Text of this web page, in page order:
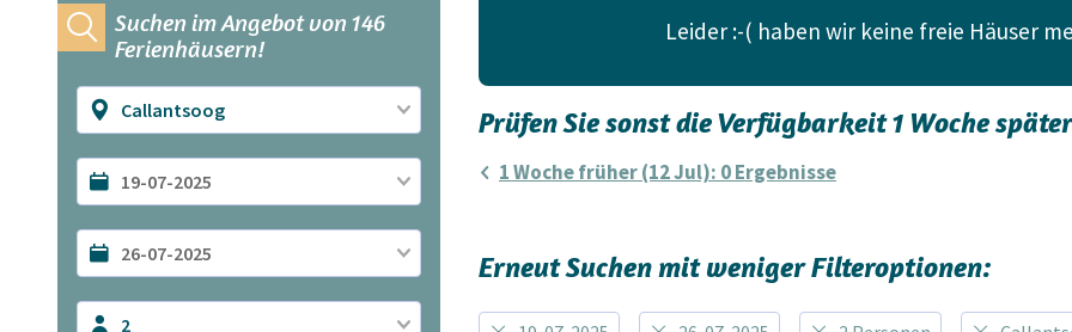
Suchen im Angebot von 146
Ferienhäusern!
Callantsoog
2
Leider :-( haben wir keine freie Häuser
Prüfen Sie sonst die Verfügbarkeit 1 Woche
1 Woche früher (12 Jul): 0 Ergebnisse
Erneut Suchen mit weniger Filteroptionen: